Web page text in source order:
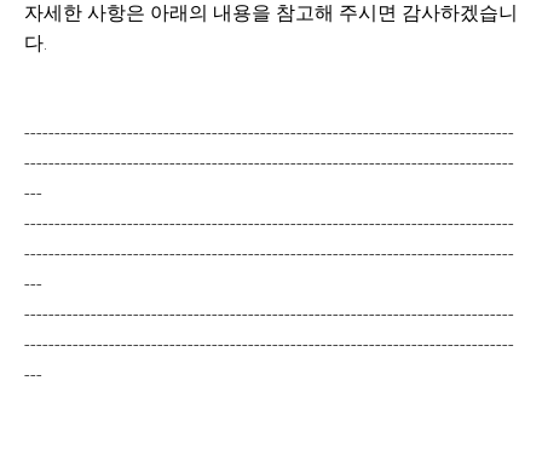
자세한 사항은 아래의 내용을 참고해 주시면 감사하겠습니
다.
---------------------------------------------------------------------------------
---------------------------------------------------------------------------------
---
---------------------------------------------------------------------------------
---------------------------------------------------------------------------------
---
---------------------------------------------------------------------------------
---------------------------------------------------------------------------------
---